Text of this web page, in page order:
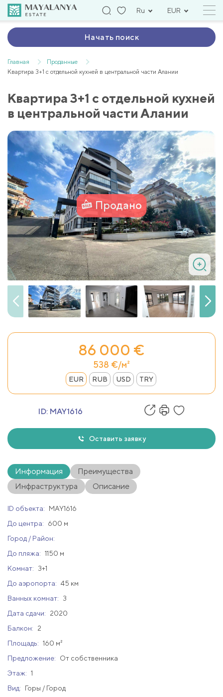
Ru EUR
Начать поиск
Главная
Проданные
Квартира 3+1 с отдельной кухней в центральной части Алании
Квартира 3+1 с отдельной кухней
в центральной части Алании
Продано
86 000 €
538 €/м²
EUR RUB USD TRY
ID: MAY1616
Оставить заявку
Информация
Преимущества
Инфраструктура
Описание
ID объекта:
MAY1616
До центра:
600 м
Город / Район:
До пляжа: 1150 м
Комнат:
3+1
До аэропорта: 45 км
Ванных комнат:
3
Дата сдачи:
2020
Балкон:
2
Площадь: 160 м²
Предложение:
От собственника
Этаж: 1
Вид:
Горы / Город